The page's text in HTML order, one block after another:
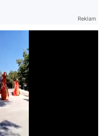
Reklam